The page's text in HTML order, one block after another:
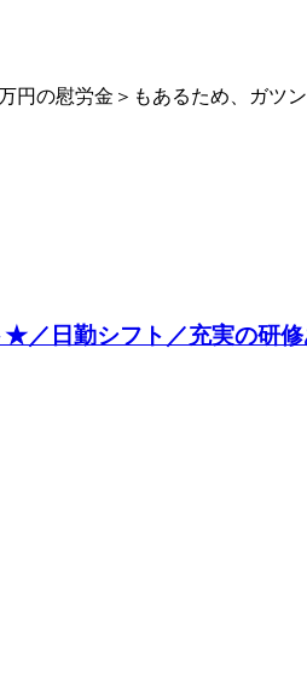
円の慰労金＞もあるため、ガツ
／日勤シフト／充実の研修